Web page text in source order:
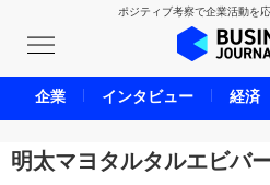
ポジティブ考察で企業活動を
BUSINESS
UNICORN
CARBON
明太マヨタルタルエビバ
企業 インタビュー 経済